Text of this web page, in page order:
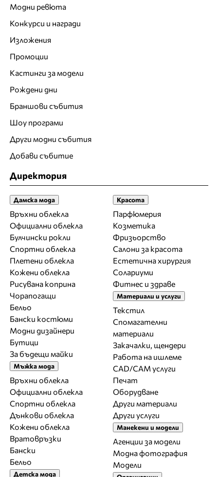
Модни ревюта
Конкурси и награди
Изложения
Промоции
Кастинги за модели
Рождени дни
Браншови събития
Шоу програми
Други модни събития
Добави събитие
Директория
Дамска мода
Връхни облекла
Официални облекла
Булчински рокли
Спортни облекла
Плетени облекла
Кожени облекла
Рисувана коприна
Чорапогащи
Бельо
Бански костюми
Модни дизайнери
Бутици
За бъдещи майки
Мъжка мода
Връхни облекла
Официални облекла
Спортни облекла
Дънкови облекла
Кожени облекла
Вратовръзки
Бански
Бельо
Детска мода
Красота
Парфюмерия
Козметика
Фризьорство
Салони за красота
Естетична хирургия
Солариуми
Фитнес и здраве
Материали и услуги
Текстил
Спомагателни
материали
Закачалки, щендери
Работа на ишлеме
CAD/CAM услуги
Печат
Оборудване
Други материали
Други услуги
Манекени и модели
Агенции за модели
Модна фотография
Модели